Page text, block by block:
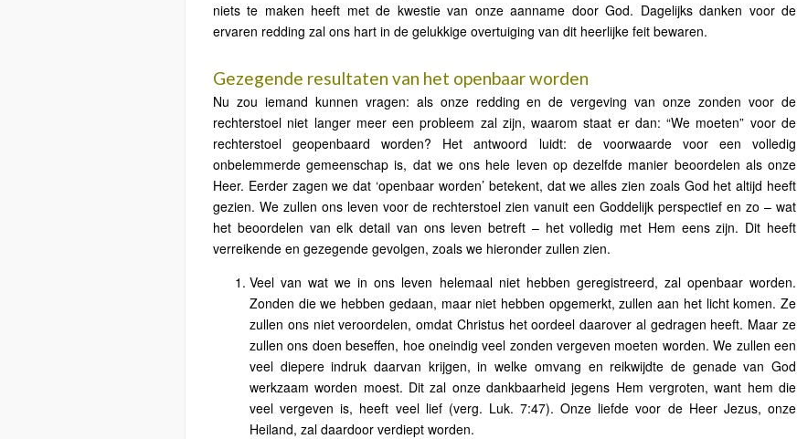
niets te maken heeft met de kwestie van onze aanname door God. Dagelijks danken voor de
ervaren redding zal ons hart in de gelukkige overtuiging van dit heerlijke feit bewaren.
Gezegende resultaten van het openbaar worden
Nu zou iemand kunnen vragen: als onze redding en de vergeving van onze zonden voor de
rechterstoel niet langer meer een probleem zal zijn, waarom staat er dan: “We moeten” voor de
rechterstoel geopenbaard worden? Het antwoord luidt: de voorwaarde voor een volledig
onbelemmerde gemeenschap is, dat we ons hele leven op dezelfde manier beoordelen als onze
Heer. Eerder zagen we dat ‘openbaar worden’ betekent, dat we alles zien zoals God het altijd heeft
gezien. We zullen ons leven voor de rechterstoel zien vanuit een Goddelijk perspectief en zo – wat
het beoordelen van elk detail van ons leven betreft – het volledig met Hem eens zijn. Dit heeft
verreikende en gezegende gevolgen, zoals we hieronder zullen zien.
Veel van wat we in ons leven helemaal niet hebben geregistreerd, zal openbaar worden.
Zonden die we hebben gedaan, maar niet hebben opgemerkt, zullen aan het licht komen. Ze
zullen ons niet veroordelen, omdat Christus het oordeel daarover al gedragen heeft. Maar ze
zullen ons doen beseffen, hoe oneindig veel zonden vergeven moeten worden. We zullen een
veel diepere indruk daarvan krijgen, in welke omvang en reikwijdte de genade van God
werkzaam worden moest. Dit zal onze dankbaarheid jegens Hem vergroten, want hem die
veel vergeven is, heeft veel lief (verg. Luk. 7:47). Onze liefde voor de Heer Jezus, onze
Heiland, zal daardoor verdiept worden.